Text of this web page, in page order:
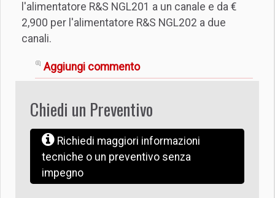
l'alimentatore R&S NGL201 a un canale e da €
2,900 per l'alimentatore R&S NGL202 a due
canali.
Aggiungi commento
Chiedi un Preventivo
Richiedi maggiori informazioni
tecniche o un preventivo senza
impegno